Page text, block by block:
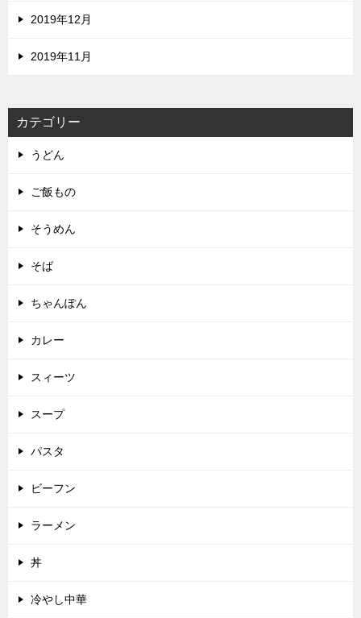
2019年12月
2019年11月
カテゴリー
うどん
ご飯もの
そうめん
そば
ちゃんぽん
カレー
スィーツ
スープ
パスタ
ビーフン
ラーメン
丼
冷やし中華